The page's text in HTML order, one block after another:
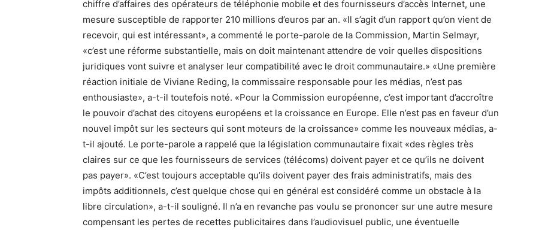
chiffre d’affaires des opérateurs de téléphonie mobile et des fournisseurs d’accès Internet, une
mesure susceptible de rapporter 210 millions d’euros par an. «Il s’agit d’un rapport qu’on vient de
recevoir, qui est intéressant», a commenté le porte-parole de la Commission, Martin Selmayr,
«c’est une réforme substantielle, mais on doit maintenant attendre de voir quelles dispositions
juridiques vont suivre et analyser leur compatibilité avec le droit communautaire.» «Une première
réaction initiale de Viviane Reding, la commissaire responsable pour les médias, n’est pas
enthousiaste», a-t-il toutefois noté. «Pour la Commission européenne, c’est important d’accroître
le pouvoir d’achat des citoyens européens et la croissance en Europe. Elle n’est pas en faveur d’un
nouvel impôt sur les secteurs qui sont moteurs de la croissance» comme les nouveaux médias, a-
t-il ajouté. Le porte-parole a rappelé que la législation communautaire fixait «des règles très
claires sur ce que les fournisseurs de services (télécoms) doivent payer et ce qu’ils ne doivent
pas payer». «C’est toujours acceptable qu’ils doivent payer des frais administratifs, mais des
impôts additionnels, c’est quelque chose qui en général est considéré comme un obstacle à la
libre circulation», a-t-il souligné. Il n’a en revanche pas voulu se prononcer sur une autre mesure
compensant les pertes de recettes publicitaires dans l’audiovisuel public, une éventuelle